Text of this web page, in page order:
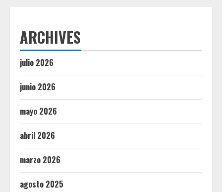
ARCHIVES
julio 2026
junio 2026
mayo 2026
abril 2026
marzo 2026
agosto 2025